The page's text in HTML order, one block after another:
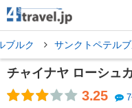
ブルク サンクトペテル
チャイナヤ ローシュカ
3.25